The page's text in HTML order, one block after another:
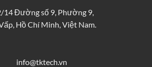
14 Đường số 9, Phường 9,
Hồ Chí Minh, Việt Nam.
info@tktech.vn